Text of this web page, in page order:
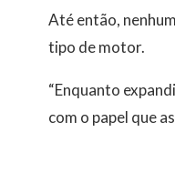
Até então,
tipo de motor.
“Enquanto
com o papel que